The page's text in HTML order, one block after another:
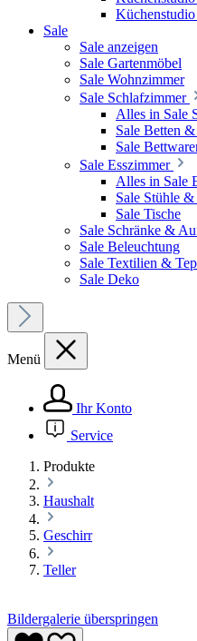
Sale
Sale anzeigen
Sale Gartenmöbel
Sale Wohnzimmer
Sale Schlafzimmer
Alles in Sale
Sale Betten
Sale
Sale Esszimmer
Alles in Sale
Sale Stühle
Sale Tische
Sale Schränke &
Sale Beleuchtung
Sale Textilien &
Sale Deko
Menü
Ihr Konto
Service
Produkte
Haushalt
Geschirr
Teller
Bildergalerie überspringen